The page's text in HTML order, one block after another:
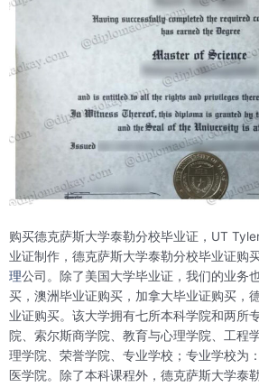
购买德克萨斯大学泰勒分校毕业证，UT
业证制作，德克萨斯大学泰勒分校毕业证购
理公司。除了美国大学毕业证，我们的业务
买，澳洲毕业证购买，加拿大毕业证购买，
业证购买。该大学拥有七所本科学院和两所
院、索尔斯商学院、教育与心理学院、工程
理学院、荣誉学院、专业学校；专业学校为
医学院。除了本科课程外，德克萨斯大学泰